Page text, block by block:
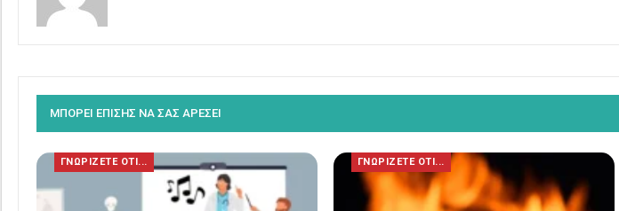
ΜΠΟΡΕΙ ΕΠΙΣΗΣ ΝΑ ΣΑΣ ΑΡΕΣΕΙ
ΓΝΩΡΙΖΕΤΕ ΟΤΙ... ΓΝΩΡΙΖΕΤΕ ΟΤΙ...